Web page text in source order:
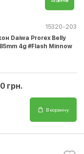
15320-203
Daiwa Prorex Belly
4g #Flash Minnow
грн.
В корзину